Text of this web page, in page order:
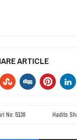
ARTICLE
No: 5138 Hadits